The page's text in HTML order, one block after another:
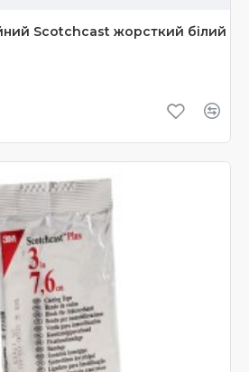
Scotchcast жорсткий білий